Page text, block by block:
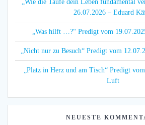
„Wie die Taufe dein Leben fundamental
26.07.2026 – Eduard
„Was hilft …?“ Predigt vom
„Nicht nur zu Besuch“ Predigt vom
„Platz in Herz und am Tisch“ Predigt
Luft
NEUESTE